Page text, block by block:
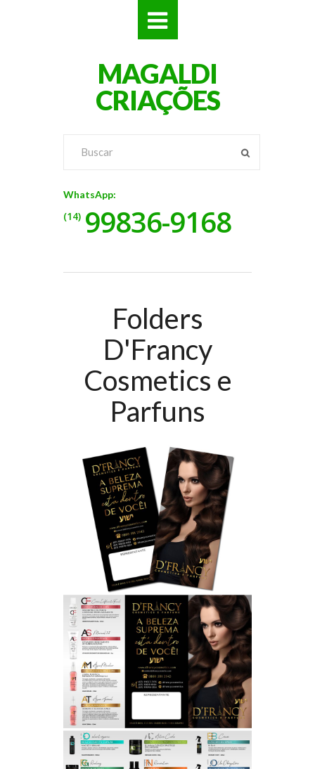
MAGALDI
CRIAÇÕES
WhatsApp:
(14) 99836-9168
Folders
D'Francy
Cosmetics e
Parfuns